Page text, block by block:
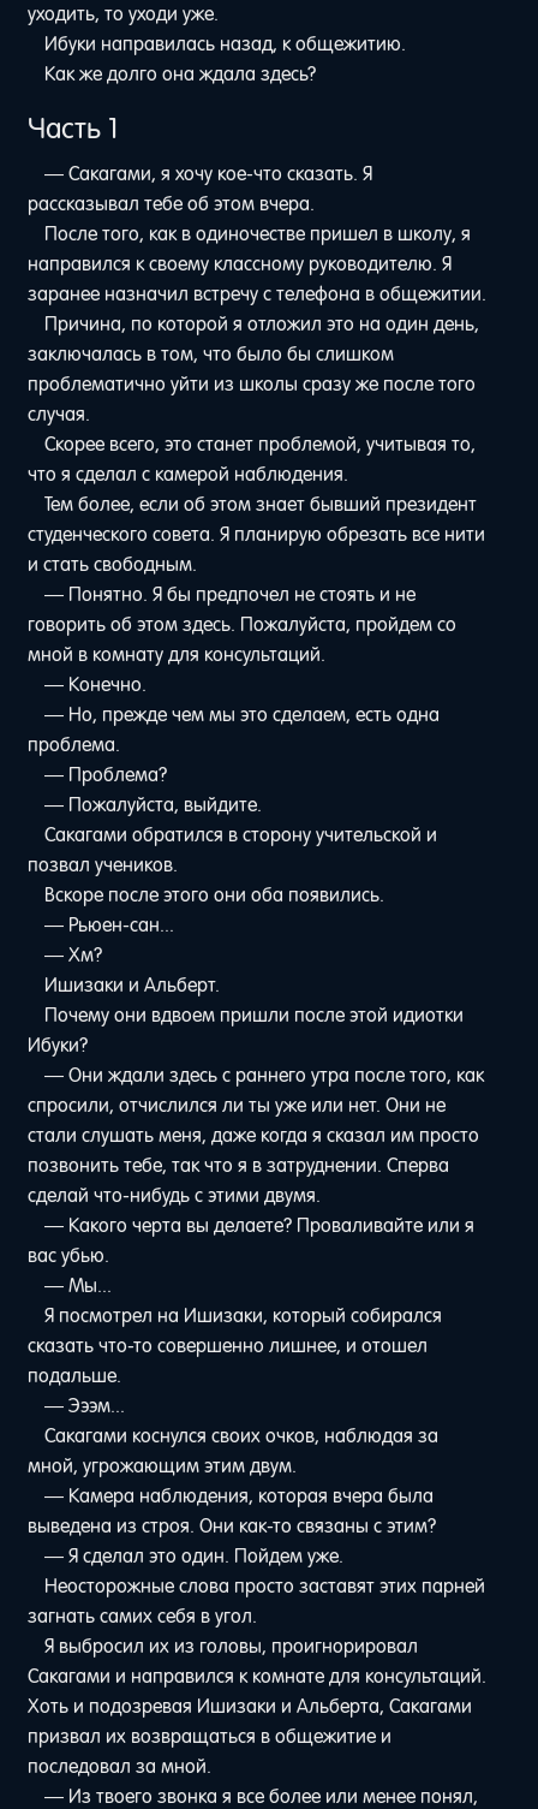
уходить, то уходи уже.
Ибуки направилась назад, к общежитию.
Как же долго она ждала здесь?
Часть 1
— Сакагами, я хочу кое-что сказать. Я
рассказывал тебе об этом вчера.
После того, как в одиночестве пришел в школу, я
направился к своему классному руководителю. Я
заранее назначил встречу с телефона в общежитии.
Причина, по которой я отложил это на один день,
заключалась в том, что было бы слишком
проблематично уйти из школы сразу же после того
случая.
Скорее всего, это станет проблемой, учитывая то,
что я сделал с камерой наблюдения.
Тем более, если об этом знает бывший президент
студенческого совета. Я планирую обрезать все нити
и стать свободным.
— Понятно. Я бы предпочел не стоять и не
говорить об этом здесь. Пожалуйста, пройдем со
мной в комнату для консультаций.
— Конечно.
— Но, прежде чем мы это сделаем, есть одна
проблема.
— Проблема?
— Пожалуйста, выйдите.
Сакагами обратился в сторону учительской и
позвал учеников.
Вскоре после этого они оба появились.
— Рьюен-сан...
— Хм?
Ишизаки и Альберт.
Почему они вдвоем пришли после этой идиотки
Ибуки?
— Они ждали здесь с раннего утра после того, как
спросили, отчислился ли ты уже или нет. Они не
стали слушать меня, даже когда я сказал им просто
позвонить тебе, так что я в затруднении. Сперва
сделай что-нибудь с этими двумя.
— Какого черта вы делаете? Проваливайте или я
вас убью.
— Мы...
Я посмотрел на Ишизаки, который собирался
сказать что-то совершенно лишнее, и отошел
подальше.
— Эээм...
Сакагами коснулся своих очков, наблюдая за
мной, угрожающим этим двум.
— Камера наблюдения, которая вчера была
выведена из строя. Они как-то связаны с этим?
— Я сделал это один. Пойдем уже.
Неосторожные слова просто заставят этих парней
загнать самих себя в угол.
Я выбросил их из головы, проигнорировал
Сакагами и направился к комнате для консультаций.
Хоть и подозревая Ишизаки и Альберта, Сакагами
призвал их возвращаться в общежитие и
последовал за мной.
— Из твоего звонка я все более или менее понял,